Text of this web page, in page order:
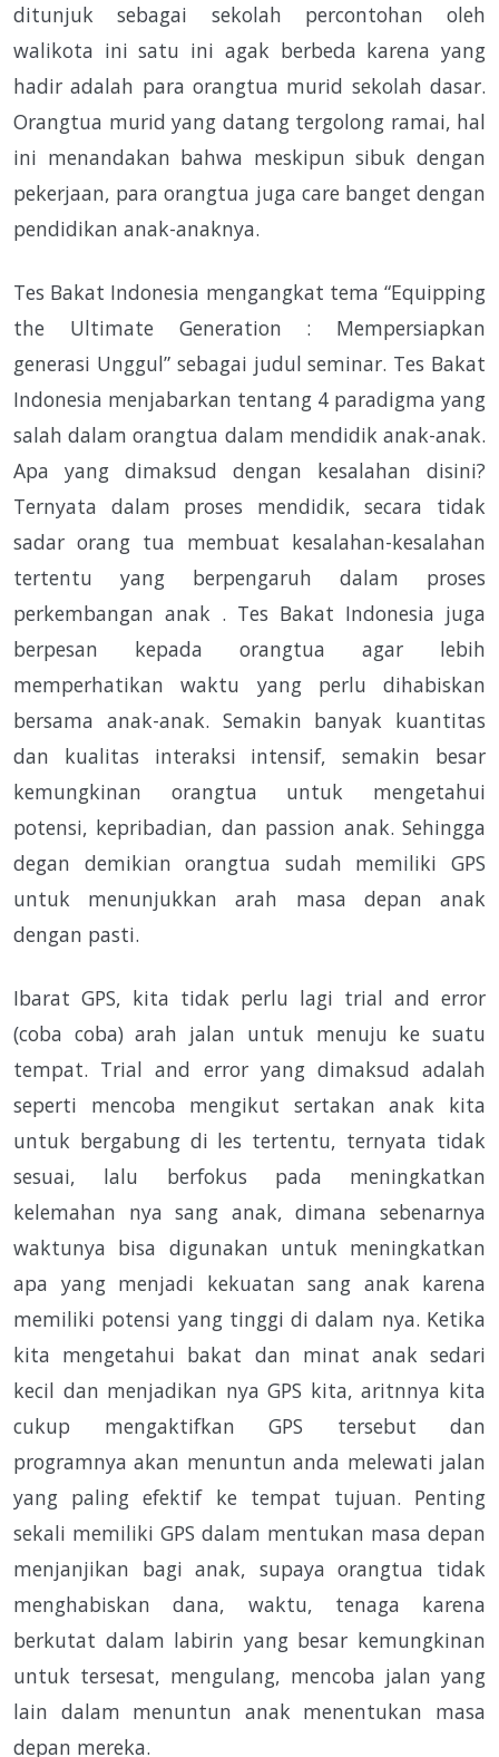
ditunjuk sebagai sekolah percontohan oleh
walikota ini satu ini agak berbeda karena yang
hadir adalah para orangtua murid sekolah dasar.
Orangtua murid yang datang tergolong ramai, hal
ini menandakan bahwa meskipun sibuk dengan
pekerjaan, para orangtua juga care banget dengan
pendidikan anak-anaknya.
Tes Bakat Indonesia mengangkat tema “Equipping
the Ultimate Generation : Mempersiapkan
generasi Unggul” sebagai judul seminar. Tes Bakat
Indonesia menjabarkan tentang 4 paradigma yang
salah dalam orangtua dalam mendidik anak-anak.
Apa yang dimaksud dengan kesalahan disini?
Ternyata dalam proses mendidik, secara tidak
sadar orang tua membuat kesalahan-kesalahan
tertentu yang berpengaruh dalam proses
perkembangan anak . Tes Bakat Indonesia juga
berpesan kepada orangtua agar lebih
memperhatikan waktu yang perlu dihabiskan
bersama anak-anak. Semakin banyak kuantitas
dan kualitas interaksi intensif, semakin besar
kemungkinan orangtua untuk mengetahui
potensi, kepribadian, dan passion anak. Sehingga
degan demikian orangtua sudah memiliki GPS
untuk menunjukkan arah masa depan anak
dengan pasti.
Ibarat GPS, kita tidak perlu lagi trial and error
(coba coba) arah jalan untuk menuju ke suatu
tempat. Trial and error yang dimaksud adalah
seperti mencoba mengikut sertakan anak kita
untuk bergabung di les tertentu, ternyata tidak
sesuai, lalu berfokus pada meningkatkan
kelemahan nya sang anak, dimana sebenarnya
waktunya bisa digunakan untuk meningkatkan
apa yang menjadi kekuatan sang anak karena
memiliki potensi yang tinggi di dalam nya. Ketika
kita mengetahui bakat dan minat anak sedari
kecil dan menjadikan nya GPS kita, aritnnya kita
cukup mengaktifkan GPS tersebut dan
programnya akan menuntun anda melewati jalan
yang paling efektif ke tempat tujuan. Penting
sekali memiliki GPS dalam mentukan masa depan
menjanjikan bagi anak, supaya orangtua tidak
menghabiskan dana, waktu, tenaga karena
berkutat dalam labirin yang besar kemungkinan
untuk tersesat, mengulang, mencoba jalan yang
lain dalam menuntun anak menentukan masa
depan mereka.